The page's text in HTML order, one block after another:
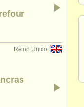
Reino Unido